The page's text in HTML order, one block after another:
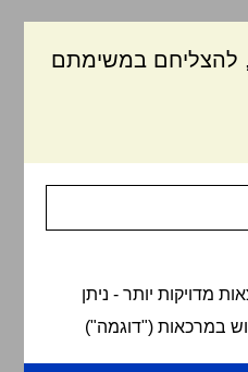
להצליחם במשימתם
מדויקות יותר - ניתן
במרכאות ("דוגמה")